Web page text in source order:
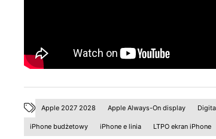
Apple 2027 2028 Apple Always-On display
iPhone budżetowy iPhone e linia LTPO ekran iPhone